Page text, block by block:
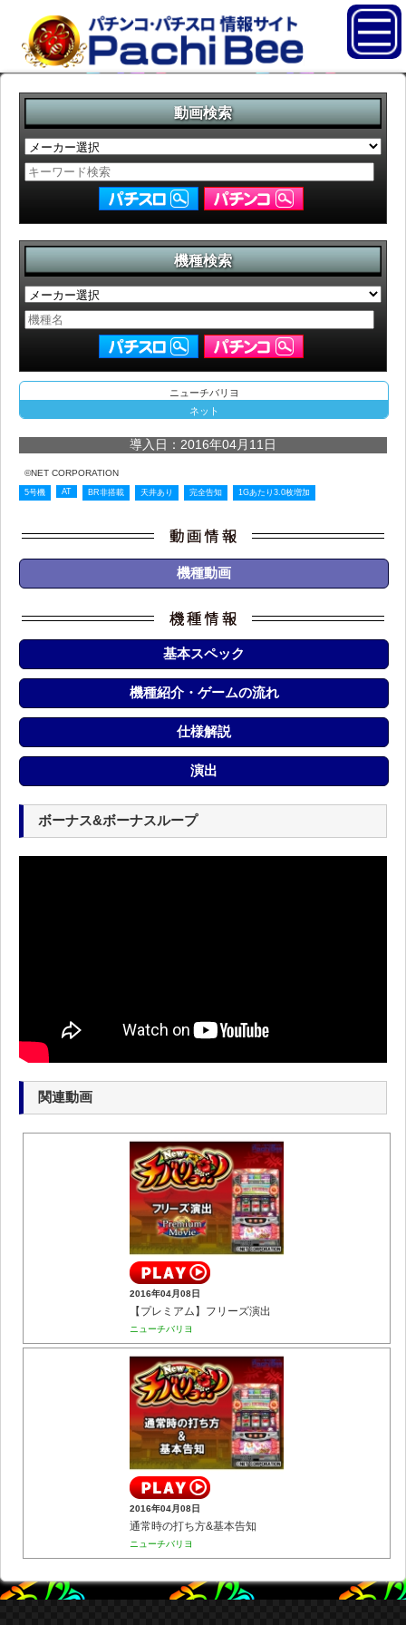
動画検索
機種検索
ニューチバリヨ
ネット
導入日：2016年04月11日
©NET CORPORATION
5号機 AT BR非搭載 天井あり 完全告知 1Gあたり3.0枚増加
機種動画
基本スペック
機種紹介・ゲームの流れ
仕様解説
演出
ボーナス&ボーナスループ
関連動画
2016年04月08日
【プレミアム】フリーズ演出
ニューチバリヨ
2016年04月08日
通常時の打ち方&基本告知
ニューチバリヨ